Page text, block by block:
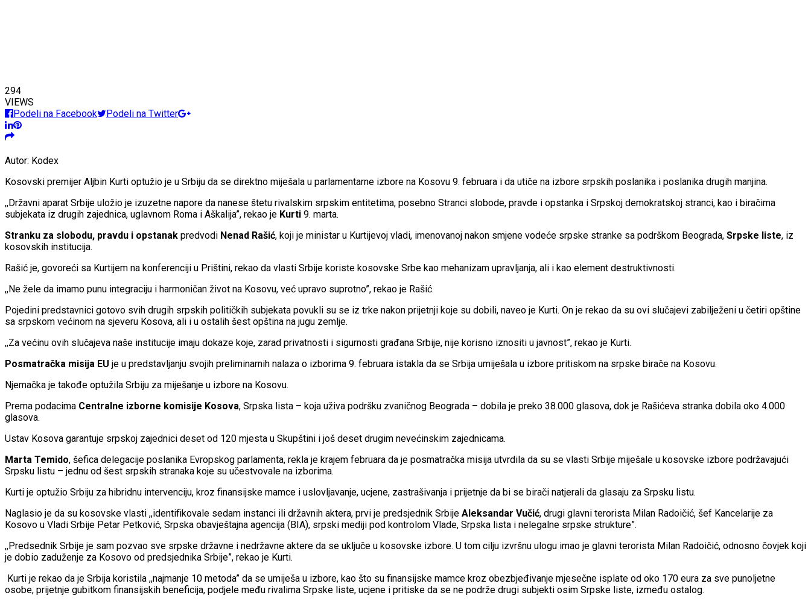
294
VIEWS
Podeli na Facebook
Podeli na Twitter
Autor: Kodex
Kosovski premijer Aljbin Kurti optužio je u Srbiju da se direktno miješala u parlamentarne izbore na Kosovu 9. februara i da utiče na izbore srpskih poslanika i poslanika drugih manjina.
,,Državni aparat Srbije uložio je izuzetne napore da nanese štetu rivalskim srpskim entitetima, posebno Stranci slobode, pravde i opstanka i Srpskoj demokratskoj stranci, kao i biračima
subjekata iz drugih zajednica, uglavnom Roma i Aškalija”, rekao je Kurti 9. marta.
Stranku za slobodu, pravdu i opstanak predvodi Nenad Rašić, koji je ministar u Kurtijevoj vladi, imenovanoj nakon smjene vodeće srpske stranke sa podrškom Beograda, Srpske liste, iz
kosovskih institucija.
Rašić je, govoreći sa Kurtijem na konferenciji u Prištini, rekao da vlasti Srbije koriste kosovske Srbe kao mehanizam upravljanja, ali i kao element destruktivnosti.
,,Ne žele da imamo punu integraciju i harmoničan život na Kosovu, već upravo suprotno”, rekao je Rašić.
Pojedini predstavnici gotovo svih drugih srpskih političkih subjekata povukli su se iz trke nakon prijetnji koje su dobili, naveo je Kurti. On je rekao da su ovi slučajevi zabilježeni u četiri opštine
sa srpskom većinom na sjeveru Kosova, ali i u ostalih šest opština na jugu zemlje.
,,Za većinu ovih slučajeva naše institucije imaju dokaze koje, zarad privatnosti i sigurnosti građana Srbije, nije korisno iznositi u javnost”, rekao je Kurti.
Posmatračka misija EU je u predstavljanju svojih preliminarnih nalaza o izborima 9. februara istakla da se Srbija umiješala u izbore pritiskom na srpske birače na Kosovu.
Njemačka je takođe optužila Srbiju za miješanje u izbore na Kosovu.
Prema podacima Centralne izborne komisije Kosova, Srpska lista – koja uživa podršku zvaničnog Beograda – dobila je preko 38.000 glasova, dok je Rašićeva stranka dobila oko 4.000
glasova.
Ustav Kosova garantuje srpskoj zajednici deset od 120 mjesta u Skupštini i još deset drugim nevećinskim zajednicama.
Marta Temido, šefica delegacije poslanika Evropskog parlamenta, rekla je krajem februara da je posmatračka misija utvrdila da su se vlasti Srbije miješale u kosovske izbore podržavajući
Srpsku listu – jednu od šest srpskih stranaka koje su učestvovale na izborima.
Kurti je optužio Srbiju za hibridnu intervenciju, kroz finansijske mamce i uslovljavanje, ucjene, zastrašivanja i prijetnje da bi se birači natjerali da glasaju za Srpsku listu.
Naglasio je da su kosovske vlasti ,,identifikovale sedam instanci ili državnih aktera, prvi je predsjednik Srbije Aleksandar Vučić, drugi glavni terorista Milan Radoičić, šef Kancelarije za
Kosovo u Vladi Srbije Petar Petković, Srpska obavještajna agencija (BIA), srpski mediji pod kontrolom Vlade, Srpska lista i nelegalne srpske strukture”.
,,Predsednik Srbije je sam pozvao sve srpske državne i nedržavne aktere da se uključe u kosovske izbore. U tom cilju izvršnu ulogu imao je glavni terorista Milan Radoičić, odnosno čovjek koji
je dobio zaduženje za Kosovo od predsjednika Srbije”, rekao je Kurti.
Kurti je rekao da je Srbija koristila ,,najmanje 10 metoda” da se umiješa u izbore, kao što su finansijske mamce kroz obezbjeđivanje mjesečne isplate od oko 170 eura za sve punoljetne
osobe, prijetnje gubitkom finansijskih beneficija, podjele među rivalima Srpske liste, ucjene i pritiske da se ne podrže drugi subjekti osim Srpske liste, između ostalog.